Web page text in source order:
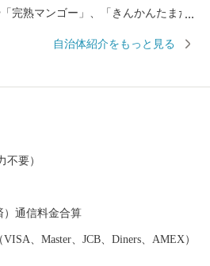
完熟マンゴー」、「きんかんたまた
やゴルフなども気軽に楽しめ、ファ
めご了承ください。 ・お礼品の在庫
確実にお受取りください。長期不在
劣化、においては再送は出来ませ
便でのお届けが出来ませんのでご注意
自治体紹介をもっと見る
不要）
）通信料金合算
、Master、JCB、Diners、AMEX）